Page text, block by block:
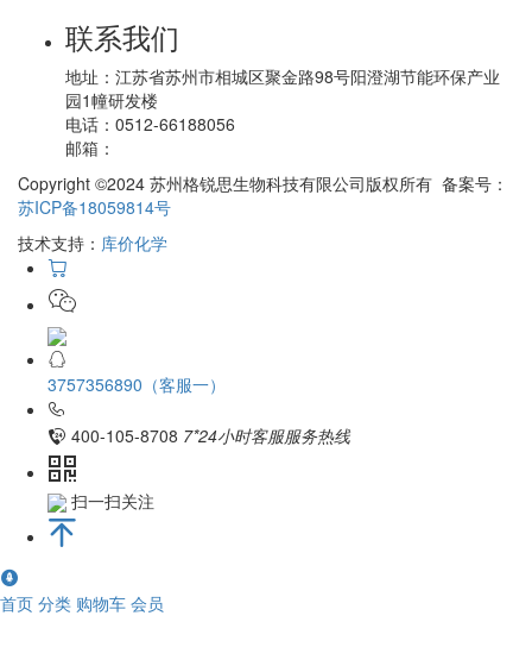
联系我们
地址： 江苏省苏州市相城区聚金路98号阳澄湖节能环保产业
园1幢研发楼
电话： 0512-66188056
邮箱：
Copyright ©2024 苏州格锐思生物科技有限公司版权所有 备案号：
苏ICP备18059814号
技术支持： 库价化学
3757356890（客服一）
400-105-8708 7*24小时客服服务热线
扫一扫关注
首页 分类 购物车 会员